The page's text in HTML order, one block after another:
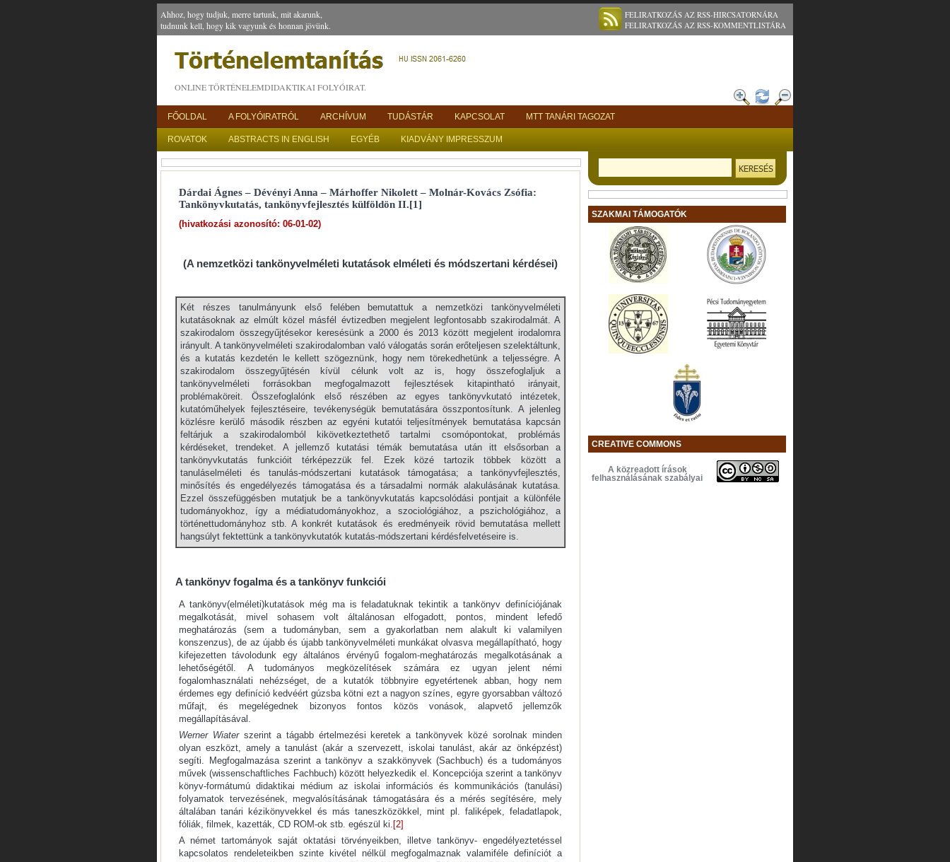
Ahhoz, hogy tudjuk, merre tartunk, mit akarunk,
tudnunk kell, hogy kik vagyunk és honnan jövünk.
FELIRATKOZÁS AZ RSS-HIRCSATORNÁRA
FELIRATKOZÁS AZ RSS-KOMMENTLISTÁRA
ONLINE TÖRTÉNELEMDIDAKTIKAI FOLYÓIRAT.
FŐOLDAL A FOLYÓIRATRÓL ARCHÍVUM TUDÁSTÁR KAPCSOLAT MTT TANÁRI TAGOZAT
ROVATOK ABSTRACTS IN ENGLISH EGYÉB KIADVÁNY IMPRESSZUM
Dárdai Ágnes – Dévényi Anna – Márhoffer Nikolett – Molnár-Kovács Zsófia:
Tankönyvkutatás, tankönyvfejlesztés külföldön II.[1]
(hivatkozási azonosító: 06-01-02)
(A nemzetközi tankönyvelméleti kutatások elméleti és módszertani kérdései)
Két részes tanulmányunk első felében bemutattuk a nemzetközi tankönyvelméleti
kutatásoknak az elmúlt közel másfél évtizedben megjelent legfontosabb szakirodalmát. A
szakirodalom összegyűjtésekor keresésünk a 2000 és 2013 között megjelent irodalomra
irányult. A tankönyvelméleti szakirodalomban való válogatás során erőteljesen szelektáltunk,
és a kutatás kezdetén le kellett szögeznünk, hogy nem törekedhetünk a teljességre. A
szakirodalom összegyűjtésén kívül célunk volt az is, hogy összefoglaljuk a
tankönyvelméleti forrásokban megfogalmazott fejlesztések kitapintható irányait,
problémaköreit. Összefoglalónk első részében az egyes tankönyvkutató intézetek,
kutatóműhelyek fejlesztéseire, tevékenységük bemutatására összpontosítunk. A jelenleg
közlésre kerülő második részben az egyéni kutatói teljesítmények bemutatása kapcsán
feltárjuk a szakirodalomból kikövetkeztethető tartalmi csomópontokat, problémás
kérdéseket, trendeket. A jellemző kutatási témák bemutatása után itt elsősorban a
tankönyvkutatás funkcióit térképezzük fel. Ezek közé tartozik többek között a
tanuláselméleti és tanulás-módszertani kutatások támogatása; a tankönyvfejlesztés,
minősítés és engedélyezés támogatása és a társadalmi normák alakulásának kutatása.
Ezzel összefüggésben mutatjuk be a tankönyvkutatás kapcsolódási pontjait a különféle
tudományokhoz, így a médiatudományokhoz, a szociológiához, a pszichológiához, a
történettudományhoz stb. A konkrét kutatások és eredményeik rövid bemutatása mellett
hangsúlyt fektettünk a tankönyvkutatók kutatás-módszertani kérdésfelvetéseire is.
A tankönyv fogalma és a tankönyv funkciói
A tankönyv(elméleti)kutatások még ma is feladatuknak tekintik a tankönyv definíciójának
megalkotását, mivel sohasem volt általánosan elfogadott, pontos, mindent lefedő
meghatározás (sem a tudományban, sem a gyakorlatban nem alakult ki valamilyen
konszenzus), de az újabb és újabb tankönyvelméleti munkákat olvasva megállapítható, hogy
kifejezetten távolodunk egy általános érvényű fogalom-meghatározás megalkotásának a
lehetőségétől. A tudományos megközelítések számára ez ugyan jelent némi
fogalomhasználati nehézséget, de a kutatók többnyire egyetértenek abban, hogy nem
érdemes egy definíció kedvéért gúzsba kötni ezt a nagyon színes, egyre gyorsabban változó
műfajt, és megelégednek bizonyos fontos közös vonások, alapvető jellemzők
megállapításával.
Werner Wiaterszerint a tágabb értelmezési keretek a tankönyvek közé sorolnak minden
olyan eszközt, amely a tanulást (akár a szervezett, iskolai tanulást, akár az önképzést)
segíti. Megfogalmazása szerint a tankönyv a szakkönyvek (Sachbuch) és a tudományos
művek (wissenschaftliches Fachbuch) között helyezkedik el. Koncepciója szerint a tankönyv
könyv-formátumú didaktikai médium az iskolai információs és kommunikációs (tanulási)
folyamatok tervezésének, megvalósításának támogatására és a mérés segítésére, mely
általában tanári kézikönyvekkel és más taneszközökkel, mint pl. faliképek, feladatlapok,
fóliák, filmek, kazetták, CD ROM-ok stb. egészül ki. [2]
A német tartományok saját oktatási törvényeikben, illetve tankönyv- engedélyeztetéssel
kapcsolatos rendeleteikben szinte kivétel nélkül megfogalmaznak valamiféle definíciót a
SZAKMAI TÁMOGATÓK
CREATIVE COMMONS
A közreadott írások
felhasználásának szabályai